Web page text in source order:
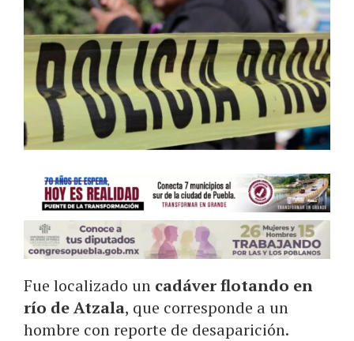
Fue localizado un cadáver flotando en
río de Atzala, que corresponde a un
hombre con reporte de desaparición.